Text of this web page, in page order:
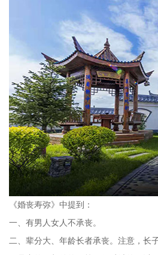
《婚丧寿弥》中提到：
一、有男人女人不承丧。
二、辈分大、年龄长者承丧。注意，长